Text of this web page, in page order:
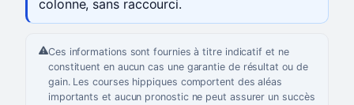
colonne, sans raccourci.
Ces informations sont fournies à titre indicatif et ne
constituent en aucun cas une garantie de résultat ou de
gain. Les courses hippiques comportent des aléas
importants et aucun pronostic ne peut assurer un succès